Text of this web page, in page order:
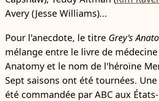
Avery (Jesse Williams)...
Pour l'anecdote, le titre Grey's
mélange entre le livre de médecine
Anatomy et le nom de l'héroïne
Sept saisons ont été tournées.
été commandée par ABC aux